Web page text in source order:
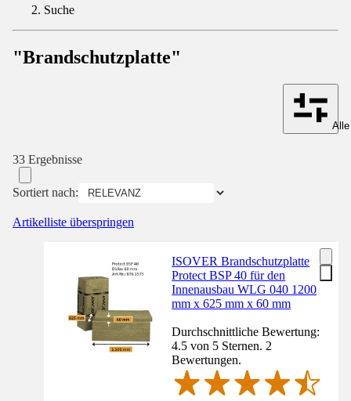
Suche
"Brandschutzplatte"
33 Ergebnisse
Sortiert nach:
Artikelliste überspringen
ISOVER Brandschutzplatte
Protect BSP 40 für den
Innenausbau WLG 040 1200
mm x 625 mm x 60 mm
Durchschnittliche Bewertung:
4.5 von 5 Sternen. 2
Bewertungen.